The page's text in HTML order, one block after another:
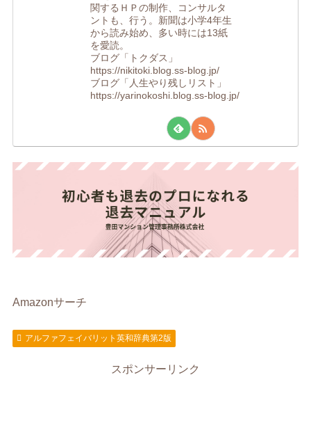
関するＨＰの制作、コンサルタ
ントも、行う。新聞は小学4年生
から読み始め、多い時には13紙
を愛読。
ブログ「トクダス」
https://nikitoki.blog.ss-blog.jp/
ブログ「人生やり残しリスト」
https://yarinokoshi.blog.ss-blog.jp/
Amazonサーチ
アルファフェイバリット英和辞典第2版
スポンサーリンク